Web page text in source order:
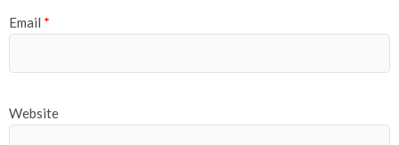
Email *
Website